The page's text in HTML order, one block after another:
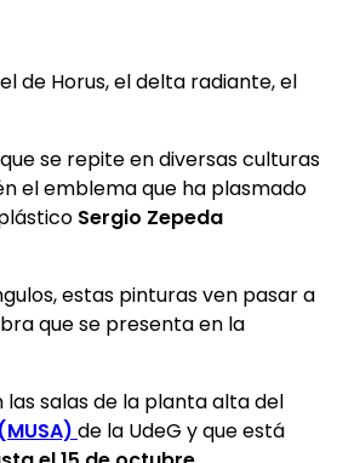
de Horus, el delta radiante, el
se repite en diversas culturas
el emblema que ha plasmado
Sergio Zepeda
estas pinturas ven pasar a
que se presenta en la
salas de la planta alta del
de la UdeG y que está